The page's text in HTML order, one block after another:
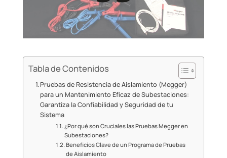
Tabla de Contenidos
Pruebas de Resistencia de Aislamiento (Megger)
para un Mantenimiento Eficaz de Subestaciones:
Garantiza la Confiabilidad y Seguridad de tu
Sistema
¿Por qué son Cruciales las Pruebas Megger en
Subestaciones?
Beneficios Clave de un Programa de Pruebas
de Aislamiento